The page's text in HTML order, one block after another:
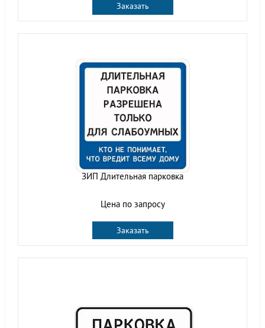
Заказать
ЗИП Длительная парковка
Цена по запросу
Заказать